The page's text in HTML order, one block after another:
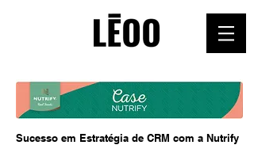
Sucesso em Estratégia de CRM com a Nutrify